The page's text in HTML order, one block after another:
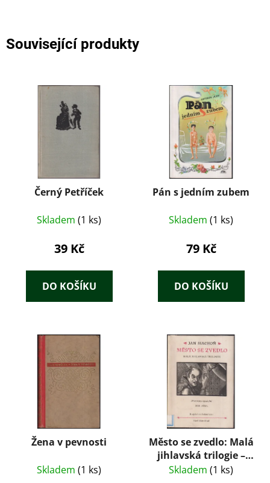
Související produkty
Černý Petříček
Skladem (1 ks)
39 Kč
DO KOŠÍKU
Pán s jedním zubem
Skladem (1 ks)
79 Kč
DO KOŠÍKU
Žena v pevnosti
Skladem (1 ks)
Město se zvedlo: Malá
jihlavská trilogie –
Jan Machoň (1955)
Skladem (1 ks)